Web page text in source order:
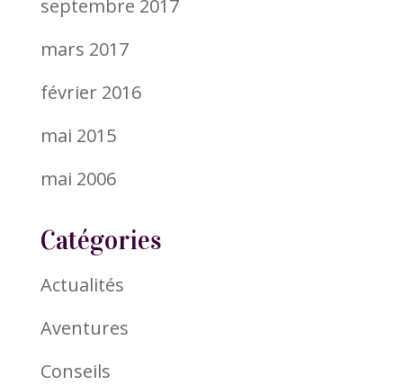
septembre 2017
mars 2017
février 2016
mai 2015
mai 2006
Catégories
Actualités
Aventures
Conseils